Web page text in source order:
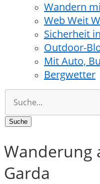
Wandern
Web Weit
Sicherheit
Outdoor-
Mit Auto,
Bergwetter
Wanderung
Garda